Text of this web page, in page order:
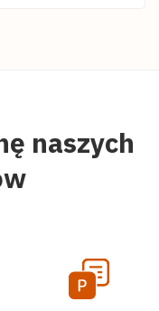
naszych